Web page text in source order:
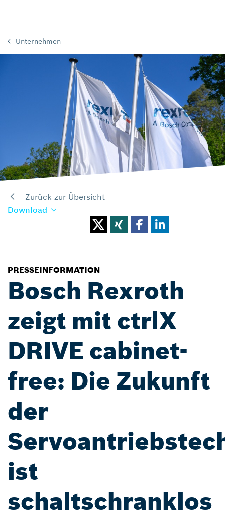
Unternehmen
Zurück zur Übersicht
Download
PRESSEINFORMATION
Bosch Rexroth
zeigt mit ctrlX
DRIVE cabinet-
free: Die Zukunft
der
ist
schaltschranklos